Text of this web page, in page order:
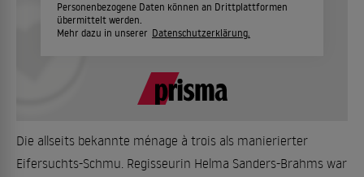
Personenbezogene Daten können an Drittplattformen
übermittelt werden.
Mehr dazu in unserer Datenschutzerklärung.
Die allseits bekannte ménage à trois als manierierter
Eifersuchts-Schmu. Regisseurin Helma Sanders-Brahms war